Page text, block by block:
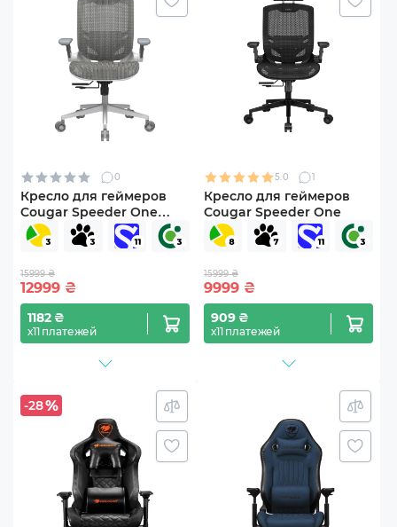
0
Кресло для геймеров
Cougar Speeder One
White
15999 ₴
12999 ₴
1182 ₴
х11 платежей
5.0 1
Кресло для геймеров
Cougar Speeder One
15999 ₴
9999 ₴
909 ₴
х11 платежей
-28